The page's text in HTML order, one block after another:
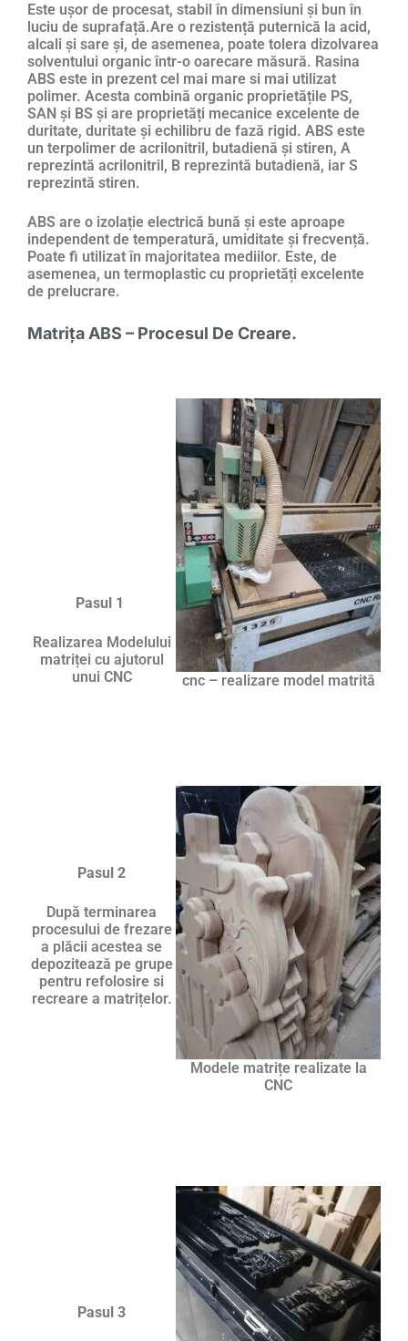
Este ușor de procesat, stabil în dimensiuni și bun în
luciu de suprafață.Are o rezistență puternică la acid,
alcali și sare și, de asemenea, poate tolera dizolvarea
solventului organic într-o oarecare măsură. Rasina
ABS este in prezent cel mai mare si mai utilizat
polimer. Acesta combină organic proprietățile PS,
SAN și BS și are proprietăți mecanice excelente de
duritate, duritate și echilibru de fază rigid. ABS este
un terpolimer de acrilonitril, butadienă și stiren, A
reprezintă acrilonitril, B reprezintă butadienă, iar S
reprezintă stiren.
ABS are o izolație electrică bună și este aproape
independent de temperatură, umiditate și frecvență.
Poate fi utilizat în majoritatea mediilor. Este, de
asemenea, un termoplastic cu proprietăți excelente
de prelucrare.
Matrița ABS – Procesul De Creare.
cnc – realizare model matrită
Pasul 1
Realizarea Modelului
matriței cu ajutorul
unui CNC
Modele matrițe realizate la
CNC
Pasul 2
După terminarea
procesului de frezare
a plăcii acestea se
depozitează pe grupe
pentru refolosire si
recreare a matrițelor.
Pasul 3